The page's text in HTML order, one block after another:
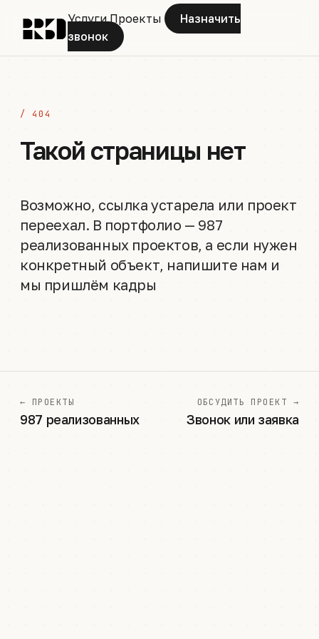
Услуги Проекты
Назначить
звонок
/ 404
Такой страницы нет
Возможно, ссылка устарела или проект
переехал. В портфолио — 987
реализованных проектов, а если нужен
конкретный объект, напишите нам и
мы пришлём кадры
← ПРОЕКТЫ
987 реализованных
ОБСУДИТЬ ПРОЕКТ →
Звонок или заявка